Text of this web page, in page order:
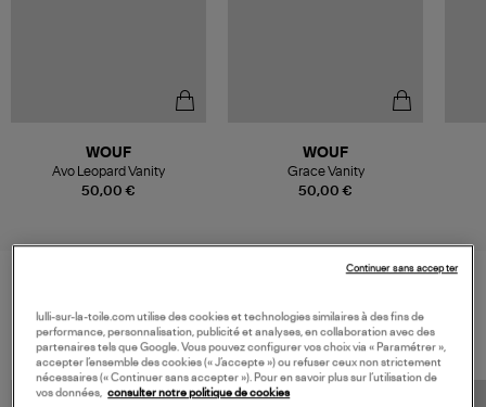
50,00 €
WOUF
Avo Leopard Vanity
50,00 €
WOUF
Grace Vanity
VOS DERNIERS PRODUITS VUS
lulli-sur-la-toile.com utilise des cookies et technologies similaires à des fins de
performance, personnalisation, publicité et analyses, en collaboration avec des
partenaires tels que Google. Vous pouvez configurer vos choix via « Paramétrer »,
accepter l’ensemble des cookies (« J’accepte ») ou refuser ceux non strictement
nécessaires (« Continuer sans accepter »). Pour en savoir plus sur l’utilisation de
vos données,
consulter notre politique de cookies
Continuer sans accepter